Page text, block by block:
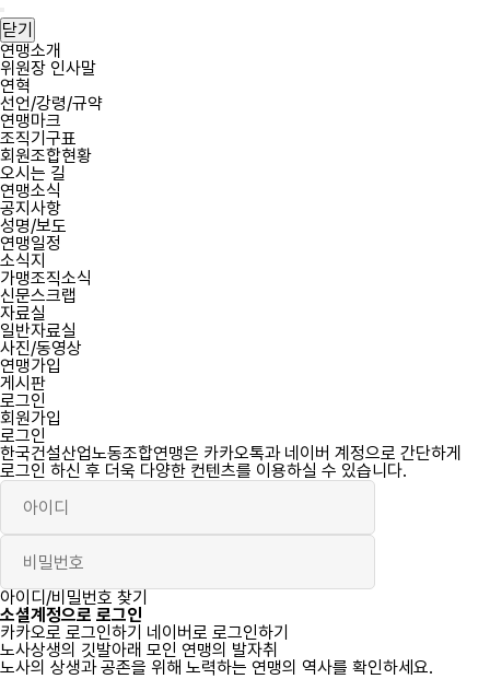
국
건
설
산
업
노
동
조
합
연
맹
뉴
열
기
닫기
연맹소개
위원장 인사말
연혁
선언/강령/규약
연맹마크
조직기구표
회원조합현황
오시는 길
연맹소식
공지사항
성명/보도
연맹일정
소식지
가맹조직소식
신문스크랩
자료실
일반자료실
사진/동영상
연맹가입
게시판
로그인
회원가입
로그인
한국건설산업노동조합연맹은 카카오톡과 네이버 계정으로 간단하게
로그인 하신 후 더욱 다양한 컨텐츠를 이용하실 수 있습니다.
원
아
이
디
밀
번
호
아이디/비밀번호 찾기
소셜계정으로 로그인
카카오로 로그인하기 네이버로 로그인하기
국
건
설
산
업
노
동
조
합
연
맹
역
사
노사상생의 깃발아래 모인 연맹의 발자취
노사의 상생과 공존을 위해 노력하는 연맹의 역사를 확인하세요.